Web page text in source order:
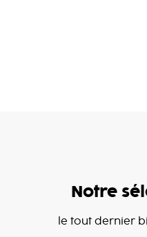
Notre
le tout dernier